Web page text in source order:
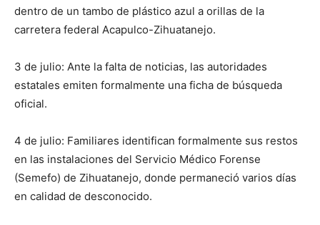
dentro de un tambo de plástico azul a orillas de la
carretera federal Acapulco-Zihuatanejo.
3 de julio: Ante la falta de noticias, las autoridades
estatales emiten formalmente una ficha de búsqueda
oficial.
4 de julio: Familiares identifican formalmente sus restos
en las instalaciones del Servicio Médico Forense
(Semefo) de Zihuatanejo, donde permaneció varios días
en calidad de desconocido.